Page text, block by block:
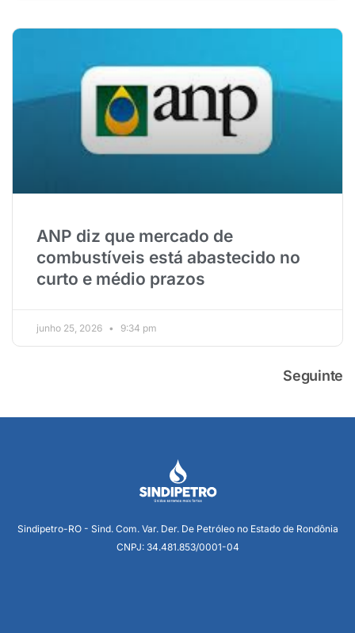
ANP diz que mercado de
combustíveis está abastecido no
curto e médio prazos
junho 25, 2026 9:34 pm
Seguinte
Sindipetro-RO - Sind. Com. Var. Der. De Petróleo no Estado de Rondônia
CNPJ: 34.481.853/0001-04